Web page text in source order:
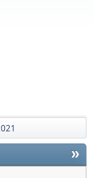
»